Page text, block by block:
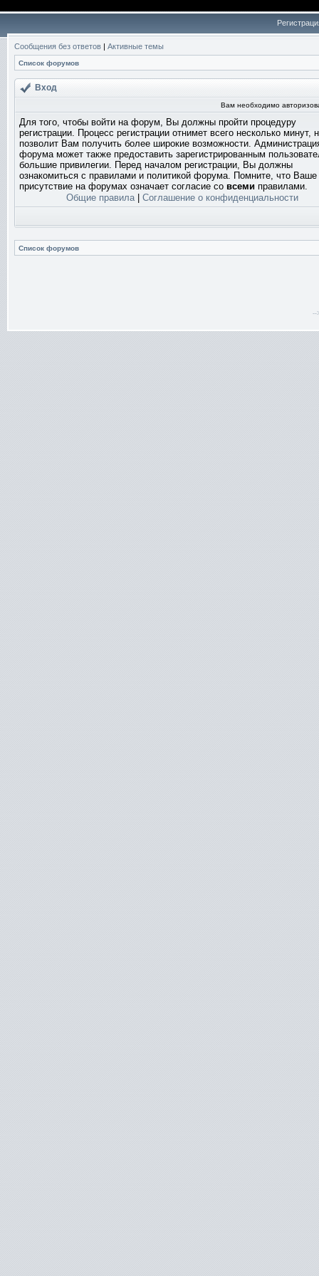
Сообщения без ответов | Активные темы
Список форумов
Вход
Вам необходимо
Для того, чтобы войти на форум, Вы должны пройти процедуру
регистрации. Процесс регистрации отнимет всего несколько минут,
позволит Вам получить более широкие возможности.
форума может также предоставить зарегистрированным
большие привилегии. Перед началом регистрации, Вы должны
ознакомиться с правилами и политикой форума. Помните, что Ваше
присутствие на форумах означает согласие со всеми правилами.
Общие правила| Соглашение о конфиденциальности
Список форумов
--